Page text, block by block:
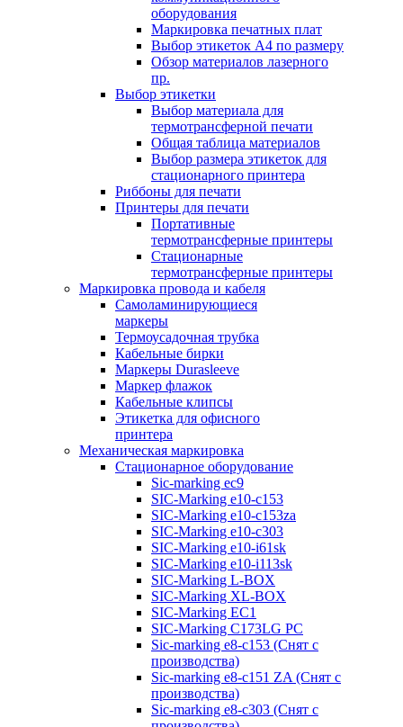
оборудования
Маркировка печатных плат
Выбор этикеток А4 по размеру
Обзор материалов лазерного
пр.
Выбор этикетки
Выбор материала для
термотрансферной печати
Общая таблица материалов
Выбор размера этикеток для
стационарного принтера
Риббоны для печати
Принтеры для печати
Портативные
термотрансферные принтеры
Стационарные
термотрансферные принтеры
Маркировка провода и кабеля
Самоламинирующиеся
маркеры
Термоусадочная трубка
Кабельные бирки
Маркеры Durasleeve
Маркер флажок
Кабельные клипсы
Этикетка для офисного
принтера
Механическая маркировка
Стационарное оборудование
Sic-marking ec9
SIC-Marking e10-c153
SIC-Marking e10-c153za
SIC-Marking e10-c303
SIC-Marking e10-i61sk
SIC-Marking e10-i113sk
SIC-Marking L-BOX
SIC-Marking XL-BOX
SIC-Marking EC1
SIC-Marking C173LG PC
Sic-marking e8-c153 (Снят с
производства)
Sic-marking e8-c151 ZA (Снят с
производства)
Sic-marking e8-c303 (Снят с